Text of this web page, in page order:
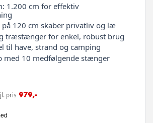
1.200 cm for effektiv
på 120 cm skaber privatliv og læ
træstænger for enkel, robust brug
til have, strand og camping
med 10 medfølgende stænger
pris 979,-